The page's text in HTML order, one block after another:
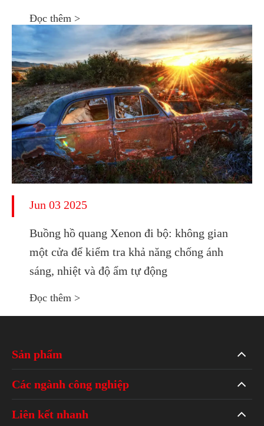
Đọc thêm >
Jun 03 2025
Buồng hồ quang Xenon đi bộ: không gian
một cửa để kiểm tra khả năng chống ánh
sáng, nhiệt và độ ẩm tự động
Đọc thêm >
Sản phẩm
Các ngành công nghiệp
Liên kết nhanh